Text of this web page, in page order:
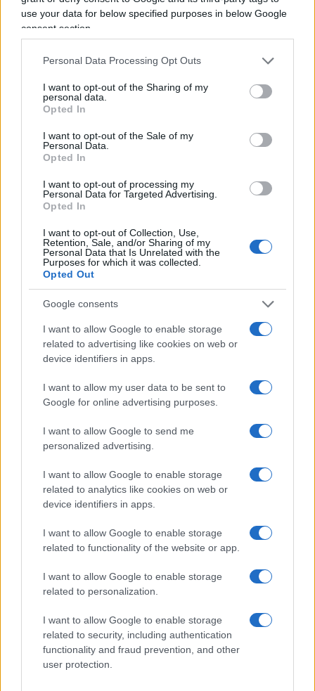
use your data for below specified purposes in below Google
consent section.
Personal Data Processing Opt Outs
I want to opt-out of the Sharing of my
personal data.
Opted In
I want to opt-out of the Sale of my
Personal Data.
Opted In
I want to opt-out of processing my
Personal Data for Targeted Advertising.
Opted In
I want to opt-out of Collection, Use,
Retention, Sale, and/or Sharing of my
Personal Data that Is Unrelated with the
Purposes for which it was collected.
Opted Out
Google consents
I want to allow Google to enable storage
related to advertising like cookies on web or
device identifiers in apps.
I want to allow my user data to be sent to
Google for online advertising purposes.
I want to allow Google to send me
personalized advertising.
I want to allow Google to enable storage
related to analytics like cookies on web or
device identifiers in apps.
I want to allow Google to enable storage
related to functionality of the website or app.
I want to allow Google to enable storage
related to personalization.
I want to allow Google to enable storage
related to security, including authentication
functionality and fraud prevention, and other
user protection.
Luigi Bisignani per Il Tempo, 8 agosto 2026
Caro Porro, la sinistra lo
voleva. Ma Guccini era un
battitore libero
Il cantautore non era coercibile all'ottusa
militanza che è tanto gradita al potere
8 Agosto 2026, 18:00
1.7k